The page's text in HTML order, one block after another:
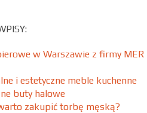
w Warszawie z firmy MER
i estetyczne meble kuchenne
buty halowe
zakupić torbę męską?